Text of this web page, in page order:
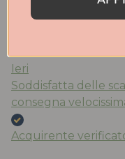
Acquirente verificato
Ieri
Soddisfatta delle
consegna
Acquirente